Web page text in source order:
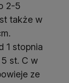
2-5
także w
1 stopnia
st. C w
ze